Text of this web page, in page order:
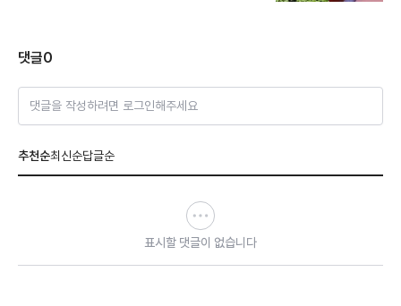
댓글0
댓글을 작성하려면 로그인해주세요
추천순최신순답글순
표시할 댓글이 없습니다